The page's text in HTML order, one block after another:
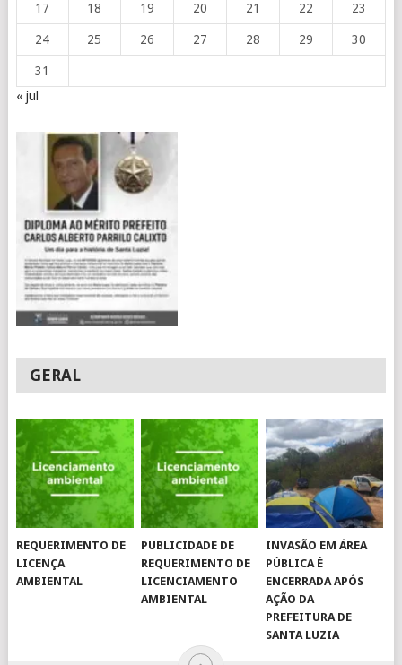
17 18 19 20 21 22 23
24 25 26 27 28 29 30
31
« jul
GERAL
REQUERIMENTO DE
LICENÇA
AMBIENTAL
PUBLICIDADE DE
REQUERIMENTO DE
LICENCIAMENTO
AMBIENTAL
INVASÃO EM ÁREA
PÚBLICA É
ENCERRADA APÓS
AÇÃO DA
PREFEITURA DE
SANTA LUZIA